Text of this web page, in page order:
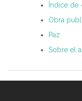
Índice de
Obra
Paz
Sobre el